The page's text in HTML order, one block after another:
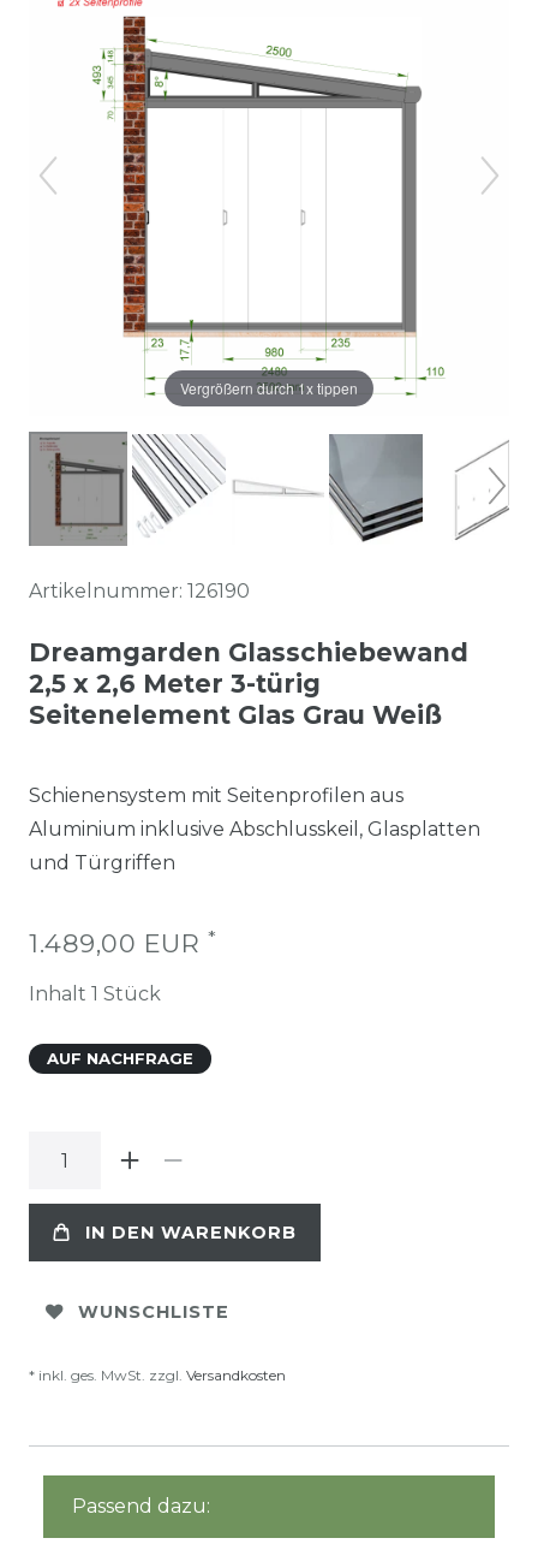
Vergrößern durch 1x tippen
Artikelnummer: 126190
Dreamgarden Glasschiebewand
2,5 x 2,6 Meter 3-türig
Seitenelement Glas Grau Weiß
Schienensystem mit Seitenprofilen aus
Aluminium inklusive Abschlusskeil, Glasplatten
und Türgriffen
1.489,00 EUR *
Inhalt 1 Stück
AUF NACHFRAGE
IN DEN WARENKORB
WUNSCHLISTE
* inkl. ges. MwSt. zzgl. Versandkosten
Passend dazu: